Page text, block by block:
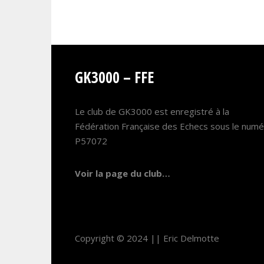
GK3000 – FFE
Le club de GK3000 est enregistré à la
Fédération Française des Echecs sous le
P57072
Voir la page du club…
Copyright © 2024 || Eric Delmotte